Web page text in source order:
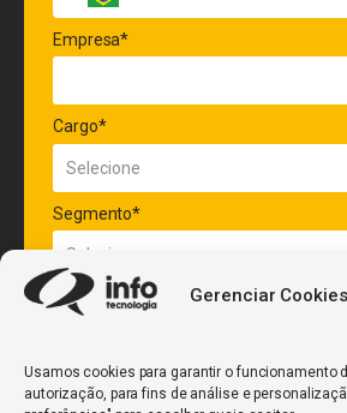
Gerenciar Cookies
Usamos cookies para garantir o funcionamento
autorização, para fins de análise e
Empresa*
Cargo*
Segmento*
Quantidade de veículos da frota*